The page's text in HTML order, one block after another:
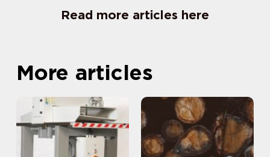
Read more articles here
More articles